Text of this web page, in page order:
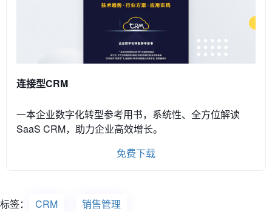
连接型CRM
一本企业数字化转型参考用书，系统性、全方位解读
SaaS CRM，助力企业高效增长。
免费下载
标签： CRM 销售管理